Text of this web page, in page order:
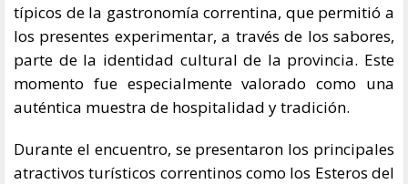
típicos de la gastronomía correntina, que permitió a
los presentes experimentar, a través de los sabores,
parte de la identidad cultural de la provincia. Este
momento fue especialmente valorado como una
auténtica muestra de hospitalidad y tradición.
Durante el encuentro, se presentaron los principales
atractivos turísticos correntinos como los Esteros del